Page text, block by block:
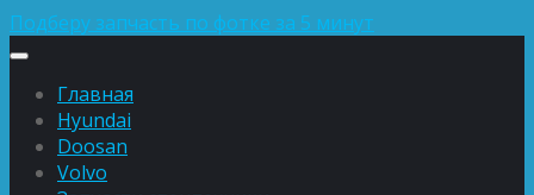
Подберу запчасть по фотке за 5 минут
Главная
Hyundai
Doosan
Volvo